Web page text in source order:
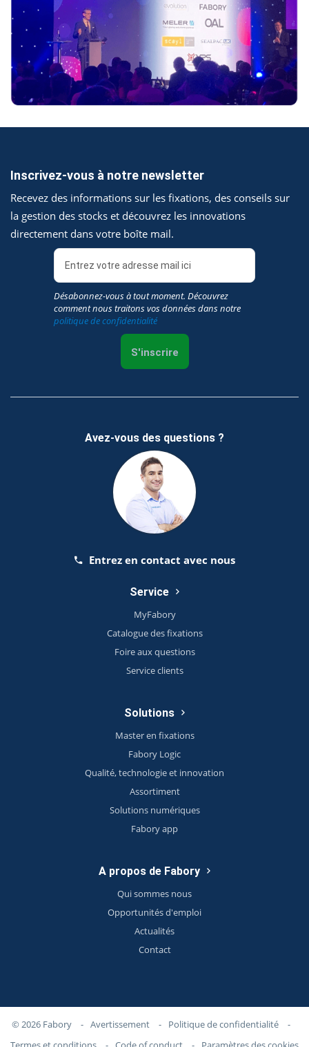
Inscrivez-vous à notre newsletter
Recevez des informations sur les fixations, des conseils sur
la gestion des stocks et découvrez les innovations
directement dans votre boîte mail.
Désabonnez-vous à tout moment. Découvrez
comment nous traitons vos données dans notre
politique de confidentialité
S'inscrire
Avez-vous des questions ?
Entrez en contact avec nous
Service
MyFabory
Catalogue des fixations
Foire aux questions
Service clients
Solutions
Master en fixations
Fabory Logic
Qualité, technologie et innovation
Assortiment
Solutions numériques
Fabory app
A propos de Fabory
Qui sommes nous
Opportunités d'emploi
Actualités
Contact
© 2026 Fabory - Avertissement - Politique de confidentialité
-